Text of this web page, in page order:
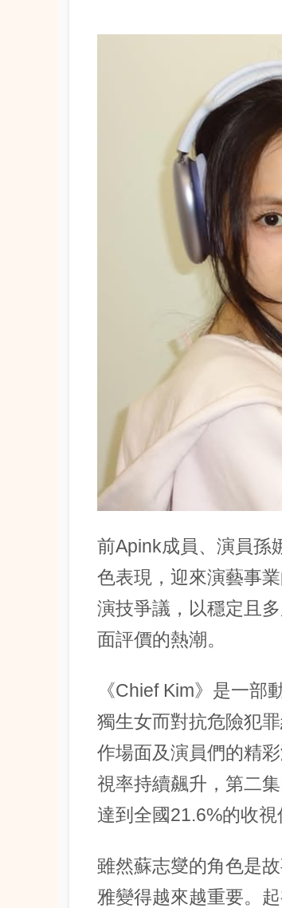
前Apink成員、演員孫
色表現，迎來演藝事
演技爭議，以穩定且
面評價的熱潮。
《Chief Kim》是一部
獨生女而對抗危險犯
作場面及演員們的精
視率持續飆升，第二
達到全國21.6%的收視
雖然蘇志燮的角色是
雅變得越來越重要。